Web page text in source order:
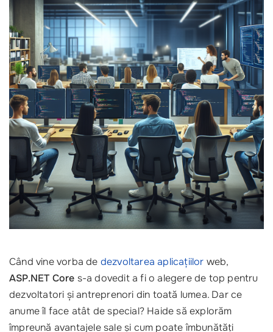
Când vine vorba de dezvoltarea aplicațiilor web,
ASP.NET Core s-a dovedit a fi o alegere de top pentru
dezvoltatori și antreprenori din toată lumea. Dar ce
anume îl face atât de special? Haide să explorăm
împreună avantajele sale și cum poate îmbunătăți